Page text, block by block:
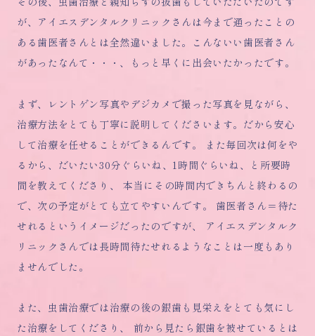
が、アイエスデンタルクリニックさんは今まで通ったことの
ある歯医者さんとは全然違いました。こんないい歯医者さん
があったなんて・・・、もっと早くに出会いたかったです。
まず、レントゲン写真やデジカメで撮った写真を見ながら、
治療方法をとても丁寧に説明してくださいます。だから安心
して治療を任せることができるんです。 また毎回次は何をや
るから、だいたい30分ぐらいね、1時間ぐらいね、と所要時
間を教えてくださり、 本当にその時間内できちんと終わるの
で、次の予定がとても立てやすいんです。 歯医者さん＝待た
せれるというイメージだったのですが、 アイエスデンタルク
リニックさんでは長時間待たせれるようなことは一度もあり
ませんでした。
また、虫歯治療では治療の後の銀歯も見栄えをとても気にし
た治療をしてくださり、 前から見たら銀歯を被せているとは